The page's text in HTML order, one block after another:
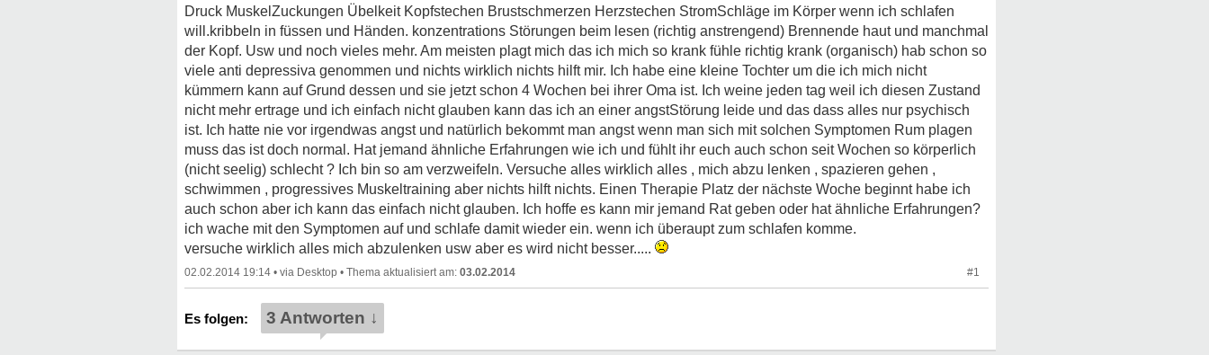
Druck MuskelZuckungen Übelkeit Kopfstechen Brustschmerzen Herzstechen StromSchläge im Körper wenn ich schlafen
will.kribbeln in füssen und Händen. konzentrations Störungen beim lesen (richtig anstrengend) Brennende haut und manchmal
der Kopf. Usw und noch vieles mehr. Am meisten plagt mich das ich mich so krank fühle richtig krank (organisch) hab schon so
viele anti depressiva genommen und nichts wirklich nichts hilft mir. Ich habe eine kleine Tochter um die ich mich nicht
kümmern kann auf Grund dessen und sie jetzt schon 4 Wochen bei ihrer Oma ist. Ich weine jeden tag weil ich diesen Zustand
nicht mehr ertrage und ich einfach nicht glauben kann das ich an einer angstStörung leide und das dass alles nur psychisch
ist. Ich hatte nie vor irgendwas angst und natürlich bekommt man angst wenn man sich mit solchen Symptomen Rum plagen
muss das ist doch normal. Hat jemand ähnliche Erfahrungen wie ich und fühlt ihr euch auch schon seit Wochen so körperlich
(nicht seelig) schlecht ? Ich bin so am verzweifeln. Versuche alles wirklich alles , mich abzu lenken , spazieren gehen ,
schwimmen , progressives Muskeltraining aber nichts hilft nichts. Einen Therapie Platz der nächste Woche beginnt habe ich
auch schon aber ich kann das einfach nicht glauben. Ich hoffe es kann mir jemand Rat geben oder hat ähnliche Erfahrungen?
ich wache mit den Symptomen auf und schlafe damit wieder ein. wenn ich überaupt zum schlafen komme.
versuche wirklich alles mich abzulenken usw aber es wird nicht besser.....
02.02.2014 19:14 • • 03.02.2014 #1
3 Antworten ↓